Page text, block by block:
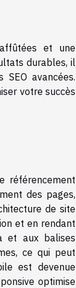
et une
durables, il
avancées.
votre succès
référencement
des pages,
de site
et en rendant
et aux balises
ce qui peut
est devenue
optimise